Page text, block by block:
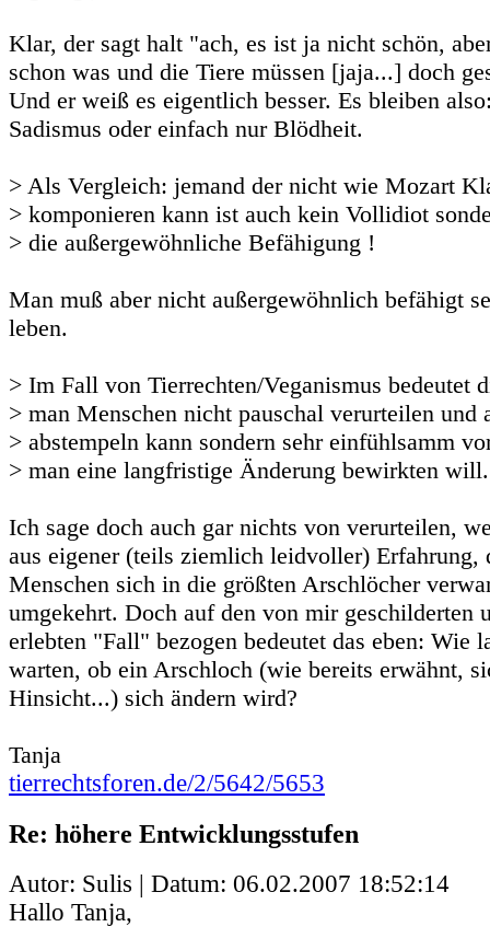
Klar, der sagt halt "ach, es ist ja nicht schön,
schon was und die Tiere müssen [jaja...] doch
Und er weiß es eigentlich besser. Es bleiben
Sadismus oder einfach nur Blödheit.
> Als Vergleich: jemand der nicht wie Mozart
> komponieren kann ist auch kein Vollidiot
> die außergewöhnliche Befähigung !
Man muß aber nicht außergewöhnlich befähigt
leben.
> Im Fall von Tierrechten/Veganismus bedeutet
> man Menschen nicht pauschal verurteilen und
> abstempeln kann sondern sehr einfühlsamm
> man eine langfristige Änderung bewirkten will.
Ich sage doch auch gar nichts von verurteilen,
aus eigener (teils ziemlich leidvoller) Erfahrung,
Menschen sich in die größten Arschlöcher
umgekehrt. Doch auf den von mir geschilderten
erlebten "Fall" bezogen bedeutet das eben: Wie
warten, ob ein Arschloch (wie bereits erwähnt,
Hinsicht...) sich ändern wird?
Tanja
tierrechtsforen.de/2/5642/5653
Re: höhere Entwicklungsstufen
Autor: Sulis | Datum: 06.02.2007 18:52:14
Hallo Tanja,